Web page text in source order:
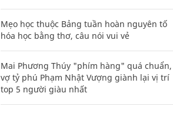
Mẹo học thuộc Bảng tuần hoàn nguyên tố
hóa học bằng thơ, câu nói vui vẻ
Mai Phương Thúy "phím hàng" quá chuẩn,
vợ tỷ phú Phạm Nhật Vượng giành lại vị trí
top 5 người giàu nhất